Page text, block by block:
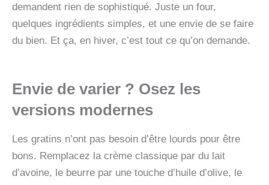
demandent rien de sophistiqué. Juste un four,
quelques ingrédients simples, et une envie de se faire
du bien. Et ça, en hiver, c’est tout ce qu’on demande.
Envie de varier ? Osez les
versions modernes
Les gratins n’ont pas besoin d’être lourds pour être
bons. Remplacez la crème classique par du lait
d’avoine, le beurre par une touche d’huile d’olive, le